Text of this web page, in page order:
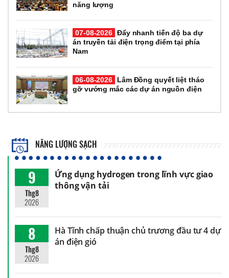
năng lượng
07-08-2026 Đẩy nhanh tiến độ ba dự
án truyền tải điện trọng điểm tại phía
Nam
06-08-2026
Lâm Đồng quyết liệt tháo
gỡ vướng mắc các dự án nguồn điện
NĂNG LƯỢNG SẠCH
9
Thg8
2026
Ứng dụng hydrogen trong lĩnh vực giao
thông vận tải
8
Thg8
2026
Hà Tĩnh chấp thuận chủ trương đầu tư 4 dự
án điện gió